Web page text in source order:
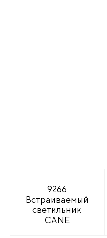
9266
Встраиваемый
светильник
CANE